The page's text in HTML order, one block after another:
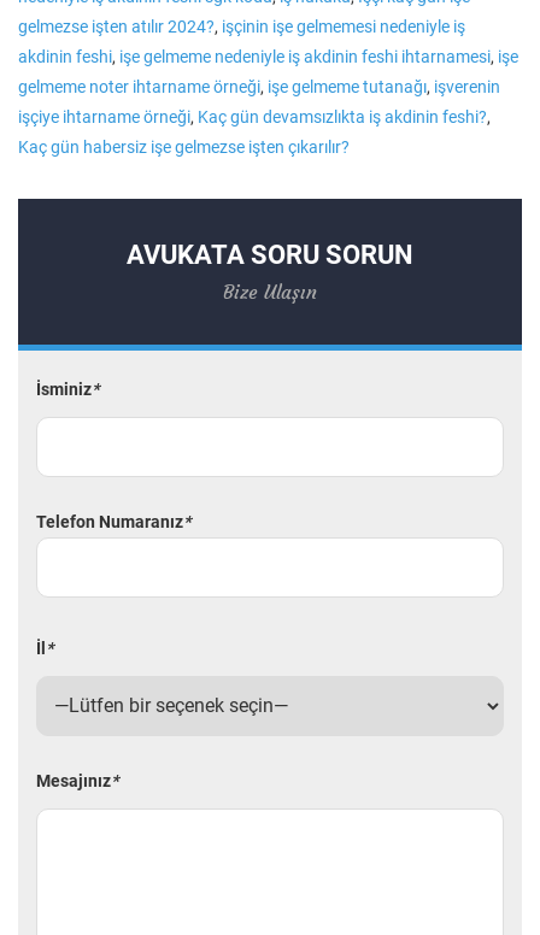
gelmezse işten atılır 2024?, işçinin işe gelmemesi nedeniyle iş
akdinin feshi, işe gelmeme nedeniyle iş akdinin feshi ihtarnamesi, işe
gelmeme noter ihtarname örneği, işe gelmeme tutanağı, işverenin
işçiye ihtarname örneği, Kaç gün devamsızlıkta iş akdinin feshi?,
Kaç gün habersiz işe gelmezse işten çıkarılır?
AVUKATA SORU SORUN
Bize Ulaşın
İsminiz*
Telefon Numaranız*
İl *
Mesajınız*